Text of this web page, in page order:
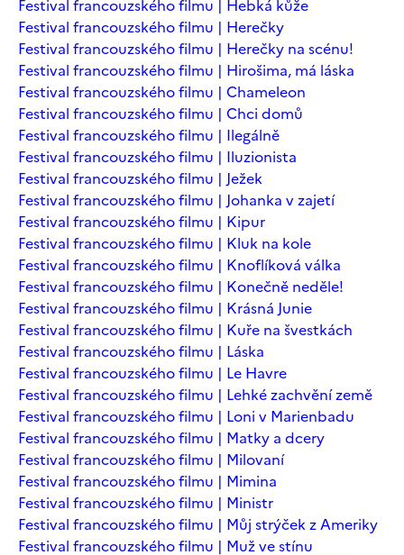
Festival francouzského filmu | Hebká kůže
Festival francouzského filmu | Herečky
Festival francouzského filmu | Herečky na scénu!
Festival francouzského filmu | Hirošima, má láska
Festival francouzského filmu | Chameleon
Festival francouzského filmu | Chci domů
Festival francouzského filmu | Ilegálně
Festival francouzského filmu | Iluzionista
Festival francouzského filmu | Ježek
Festival francouzského filmu | Johanka v zajetí
Festival francouzského filmu | Kipur
Festival francouzského filmu | Kluk na kole
Festival francouzského filmu | Knoflíková válka
Festival francouzského filmu | Konečně neděle!
Festival francouzského filmu | Krásná Junie
Festival francouzského filmu | Kuře na švestkách
Festival francouzského filmu | Láska
Festival francouzského filmu | Le Havre
Festival francouzského filmu | Lehké zachvění země
Festival francouzského filmu | Loni v Marienbadu
Festival francouzského filmu | Matky a dcery
Festival francouzského filmu | Milovaní
Festival francouzského filmu | Mimina
Festival francouzského filmu | Ministr
Festival francouzského filmu | Můj strýček z Ameriky
Festival francouzského filmu | Muž ve stínu